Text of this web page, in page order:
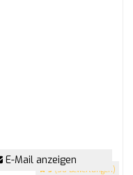
5 (50 Bewertungen)
E-Mail anzeigen